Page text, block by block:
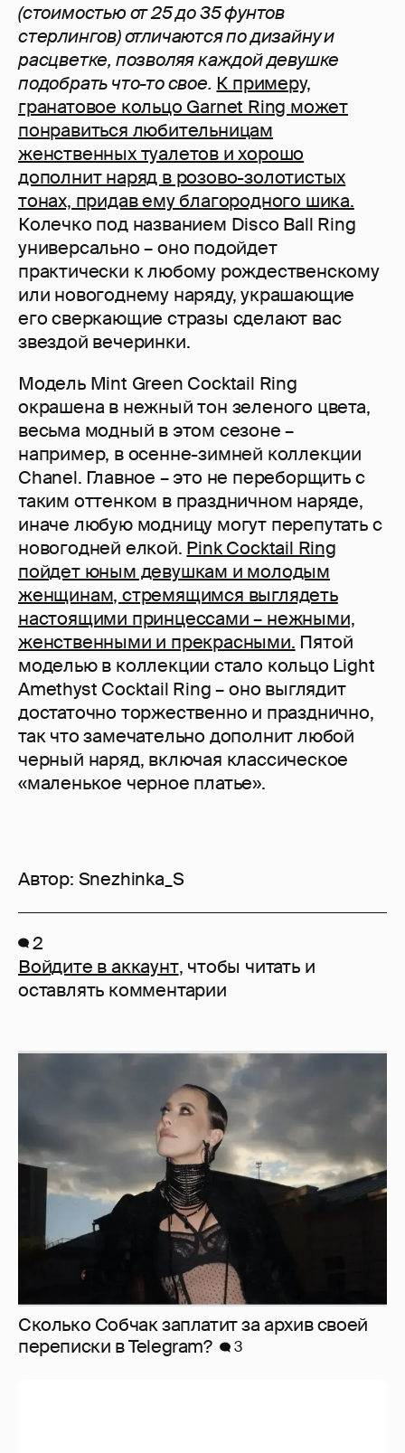
(стоимостью от 25 до 35 фунтов
стерлингов) отличаются по дизайну и
расцветке, позволяя каждой девушке
подобрать что-то свое. К примеру,
гранатовое кольцо Garnet Ring может
понравиться любительницам
женственных туалетов и хорошо
дополнит наряд в розово-золотистых
тонах, придав ему благородного шика.
Колечко под названием Disco Ball Ring
универсально – оно подойдет
практически к любому рождественскому
или новогоднему наряду, украшающие
его сверкающие стразы сделают вас
звездой вечеринки.
Модель Mint Green Cocktail Ring
окрашена в нежный тон зеленого цвета,
весьма модный в этом сезоне –
например, в осенне-зимней коллекции
Chanel. Главное – это не переборщить с
таким оттенком в праздничном наряде,
иначе любую модницу могут перепутать с
новогодней елкой. Pink Cocktail Ring
пойдет юным девушкам и молодым
женщинам, стремящимся выглядеть
настоящими принцессами – нежными,
женственными и прекрасными. Пятой
моделью в коллекции стало кольцо Light
Amethyst Cocktail Ring – оно выглядит
достаточно торжественно и празднично,
так что замечательно дополнит любой
черный наряд, включая классическое
«маленькое черное платье».
Автор: Snezhinka_S
2
Войдите в аккаунт, чтобы читать и
оставлять комментарии
Сколько Собчак заплатит за архив своей
перeписки в Telegram?
3